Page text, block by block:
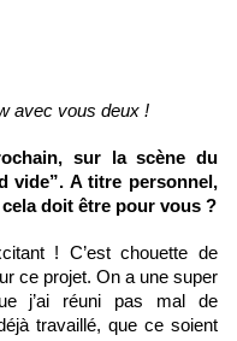
avec vous deux !
sur la scène du
vide”. A titre personnel,
doit être pour vous ?
! C’est chouette de
ce projet. On a une super
j’ai réuni pas mal de
travaillé, que ce soient